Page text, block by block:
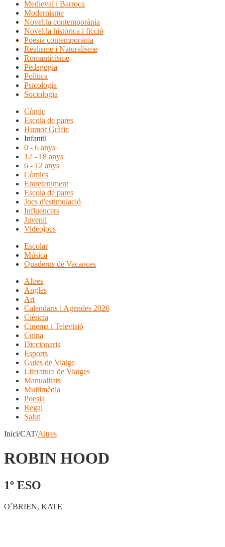
Medieval i Barroca
Modernisme
Novel.la contemporània
Novel.la històrica i ficció
Poesia contemporània
Realisme i Naturalisme
Romanticisme
Pedagogia
Política
Psicologia
Sociologia
Còmic
Escola de pares
Humor Gràfic
Infantil
0 - 6 anys
12 - 18 anys
6 - 12 anys
Còmics
Entreteniment
Escola de pares
Jocs d'estimulació
Influencers
Juvenil
Videojocs
Escolar
Música
Quaderns de Vacances
Altres
Anglès
Art
Calendaris i Agendes 2026
Ciència
Cinema i Televisió
Cuina
Diccionaris
Esports
Guies de Viatge
Literatura de Viatges
Manualitats
Multimèdia
Poesia
Regal
Salut
Inici/CAT/Altres
ROBIN HOOD
1º ESO
O´BRIEN, KATE